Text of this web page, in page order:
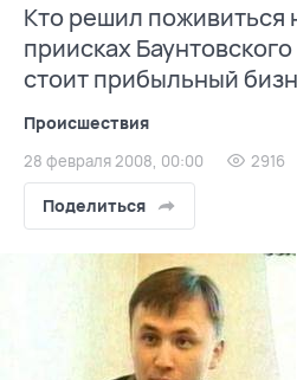
Кто решил поживиться
приисках
стоит прибыльный
Происшествия
28 февраля 2008, 00:00 2916
Поделиться